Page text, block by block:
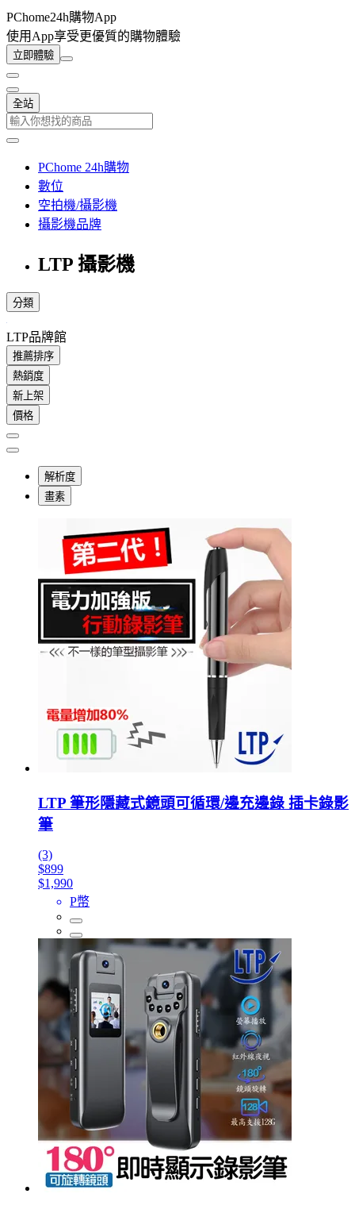
PChome24h購物App
使用App享受更優質的購物體驗
立即體驗
全站
PChome 24h購物
數位
空拍機/攝影機
攝影機品牌
LTP 攝影機
分類
LTP品牌館
推薦排序
熱銷度
新上架
價格
解析度
畫素
LTP 筆形隱藏式鏡頭可循環/邊充邊錄 插卡錄影
筆
(3)
$899
$1,990
P幣